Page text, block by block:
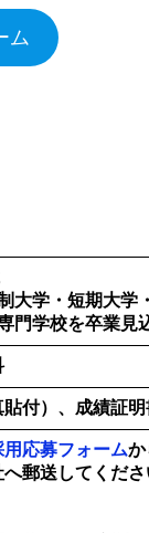
ム
大学・短期大学
門学校を卒業見
貼付）、成績証
用応募フォームか
郵送してくださ